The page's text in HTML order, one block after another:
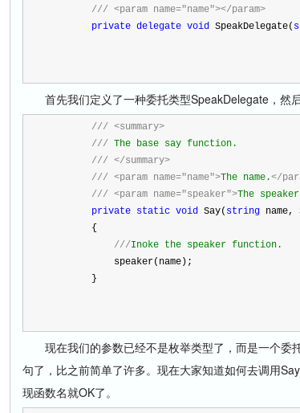
/// <param name="name"></param>
private delegate void SpeakDelegate(
首先我们定义了一种委托类型SpeakDelegate，然后
/// <summary>
/// The base say function.
/// </summary>
/// <param name="name">The name.</
/// <param name="speaker">The
private static void Say( string name,
        {
///Inoke the speaker function.
            speaker(name);
        }
现在我们的参数已经不是枚举类型了，而是一个委
句了，比之前简单了许多。现在大家知道如何去调用
现函数名就OK了。